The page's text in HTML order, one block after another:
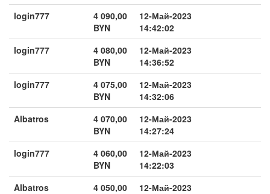
login777
4 090,00
BYN
12-Май-2023
14:42:02
login777
4 080,00
BYN
12-Май-2023
14:36:52
login777
4 075,00
BYN
12-Май-2023
14:32:06
Albatros
4 070,00
BYN
12-Май-2023
14:27:24
login777
4 060,00
BYN
12-Май-2023
14:22:03
Albatros
4 050,00
12-Май-2023